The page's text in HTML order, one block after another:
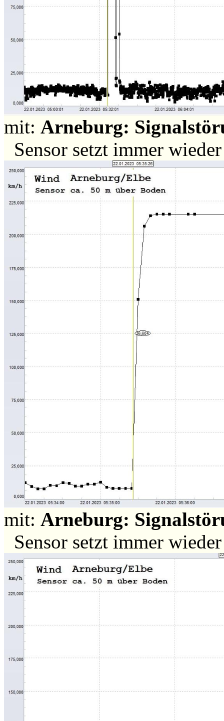
mit: Arneburg:
Sensor setzt immer
mit: Arneburg:
Sensor setzt immer